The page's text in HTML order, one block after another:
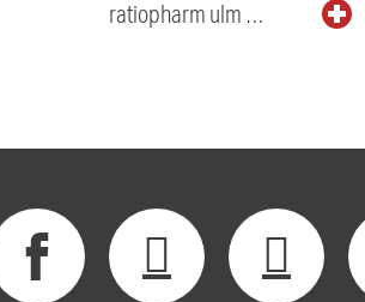
ratiopharm ulm …